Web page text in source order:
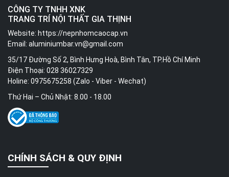
CÔNG TY TNHH XNK
TRANG TRÍ NỘI THẤT GIA THỊNH
Website: https://nepnhomcaocap.vn
Email: aluminiumbar.vn@gmail.com
35/17 Đường Số 2, Bình Hưng Hoà, Bình Tân, TP.Hồ Chí Minh
Điện Thoại: 028 36027329
Holine: 0975675258 (Zalo - Viber - Wechat)
Thứ Hai – Chủ Nhật: 8.00 - 18.00
CHÍNH SÁCH & QUY ĐỊNH